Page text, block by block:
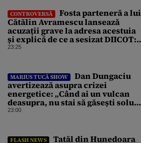
CONTROVERSĂ
Fosta parteneră a lui
Cătălin Avramescu lansează
acuzații grave la adresa acestuia
și explică de ce a sesizat DIICOT:
„Făcea baie complet dezbrăcat cu
23:25
MARIUS TUCĂ SHOW
Dan Dungaciu
avertizează asupra crizei
energetice: „Când ai un vulcan
deasupra, nu stai să găsești soluții
cu leucoplast”
23:00
FLASH NEWS
Tatăl din Hunedoara